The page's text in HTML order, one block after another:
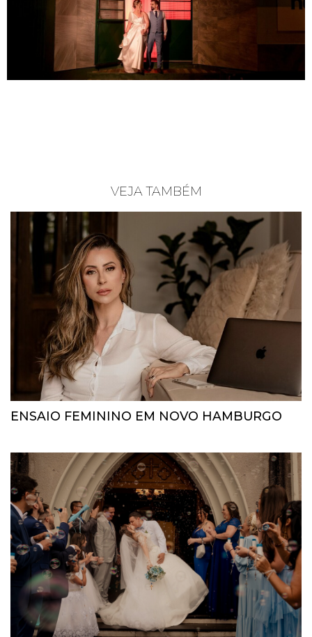
VEJA TAMBÉM
ENSAIO FEMININO EM NOVO HAMBURGO